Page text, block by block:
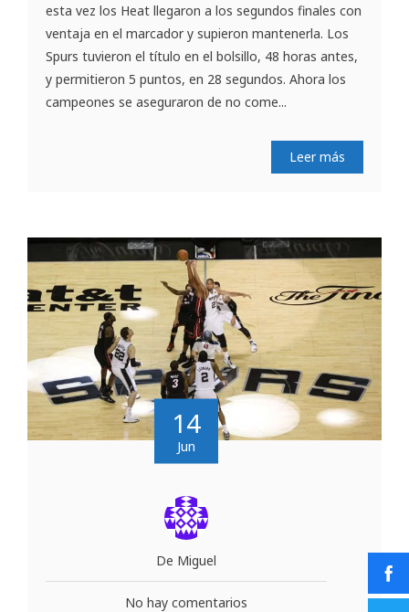
esta vez los Heat llegaron a los segundos finales con
ventaja en el marcador y supieron mantenerla. Los
Spurs tuvieron el título en el bolsillo, 48 horas antes,
y permitieron 5 puntos, en 28 segundos. Ahora los
campeones se aseguraron de no come...
Leer más
14
Jun
De Miguel
No hay comentarios